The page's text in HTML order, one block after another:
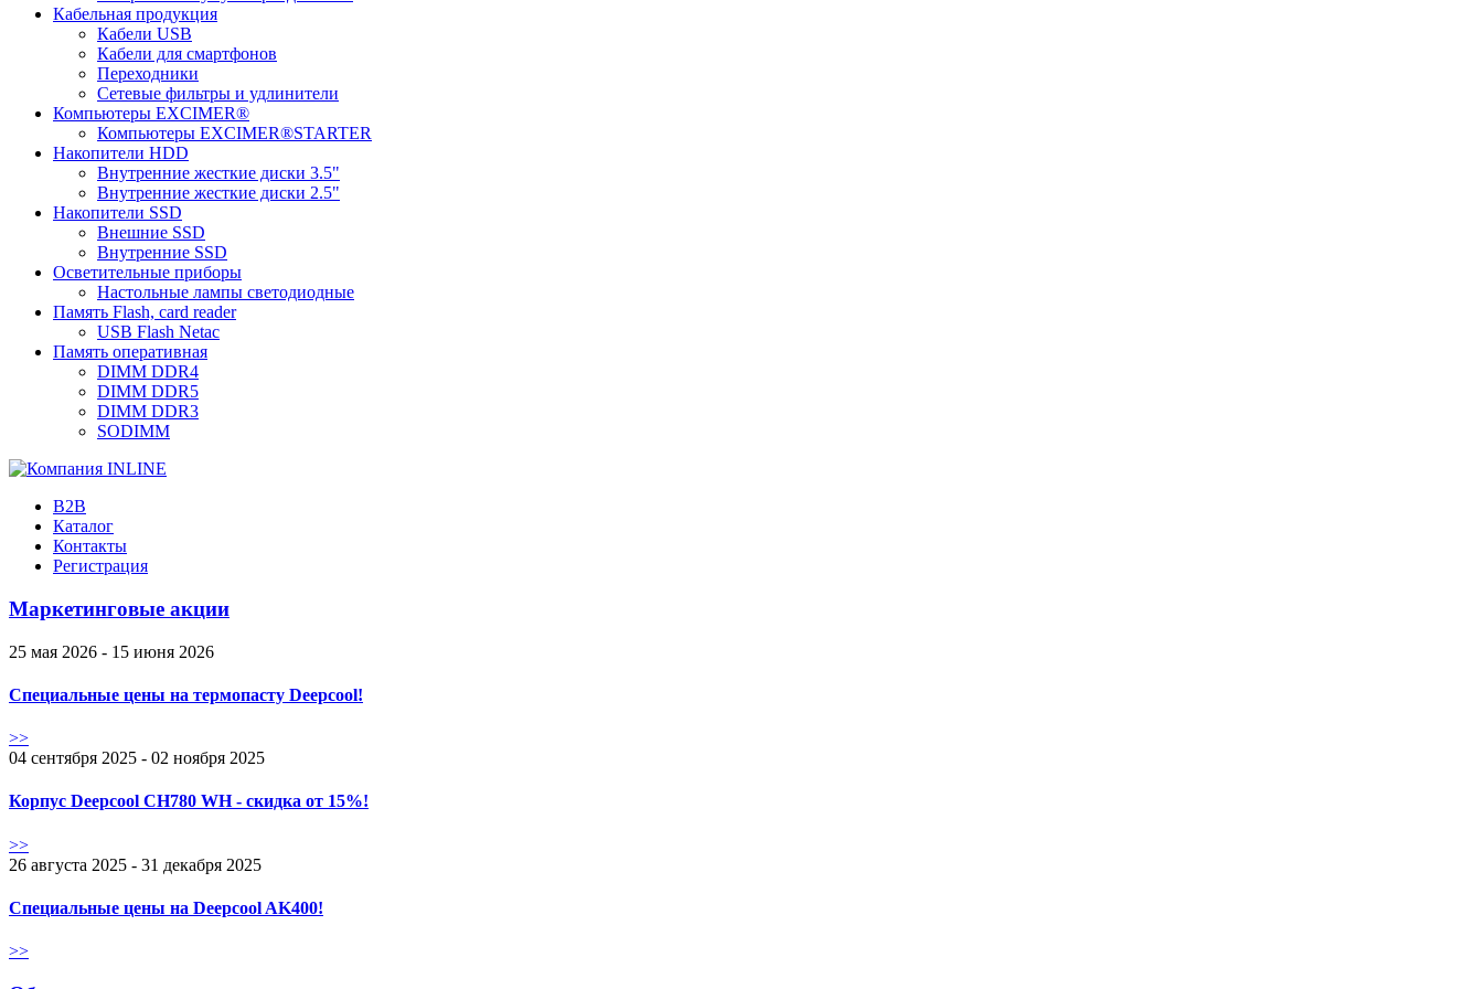
Кабельная продукция
Кабели USB
Кабели для смартфонов
Переходники
Сетевые фильтры и удлинители
Компьютеры EXCIMER®
Компьютеры EXCIMER®STARTER
Накопители HDD
Внутренние жесткие диски 3.5"
Внутренние жесткие диски 2.5"
Накопители SSD
Внешние SSD
Внутренние SSD
Осветительные приборы
Настольные лампы светодиодные
Память Flash, card reader
USB Flash Netac
Память оперативная
DIMM DDR4
DIMM DDR5
DIMM DDR3
SODIMM
B2B
Каталог
Контакты
Регистрация
Маркетинговые акции
25 мая 2026 - 15 июня 2026
Специальные цены на термопасту Deepcool!
>>
04 сентября 2025 - 02 ноября 2025
Корпус Deepcool CH780 WH - скидка от 15%!
>>
26 августа 2025 - 31 декабря 2025
Специальные цены на Deepcool AK400!
>>